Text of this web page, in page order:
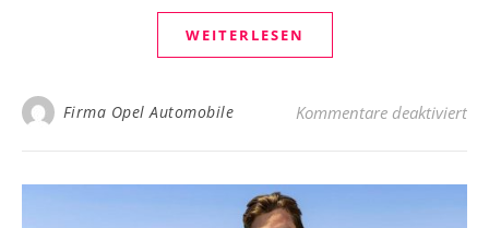
WEITERLESEN
Firma Opel Automobile Kommentare deaktiviertfür